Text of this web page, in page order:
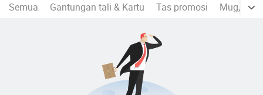
Semua Gantungan tali & Kartu Tas promosi Mug,